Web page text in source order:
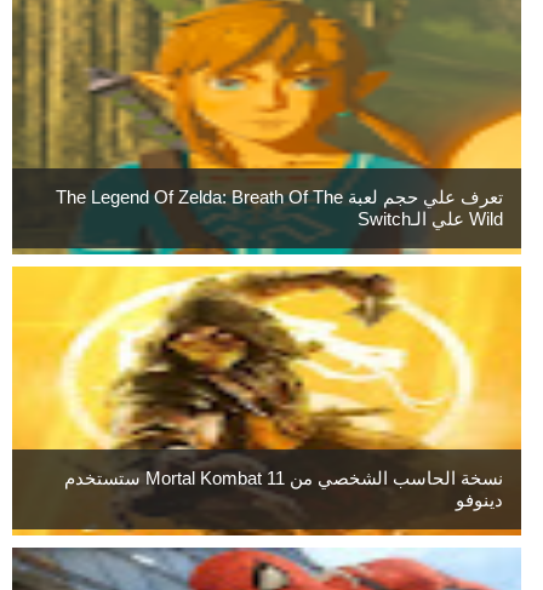
تعرف علي حجم لعبة The Legend Of Zelda: Breath Of The
Wild علي الـSwitch
نسخة الحاسب الشخصي من Mortal Kombat 11 ستستخدم
دينوفو